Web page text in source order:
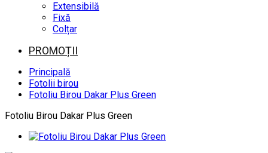
Extensibilă
Fixă
Colțar
PROMOȚII
Principală
Fotolii birou
Fotoliu Birou Dakar Plus Green
Fotoliu Birou Dakar Plus Green